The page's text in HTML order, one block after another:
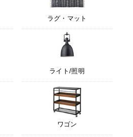
ラグ・マット
ライト/照明
ワゴン